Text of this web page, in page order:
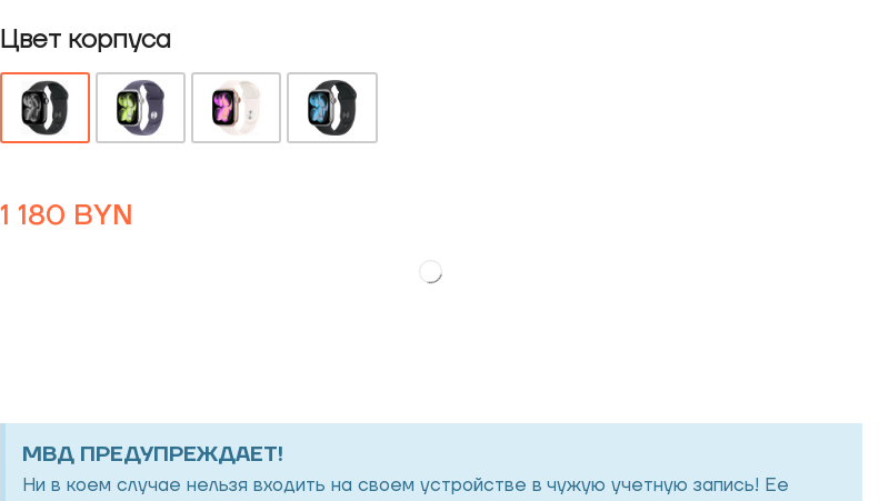
Цвет корпуса
1 180 BYN
МВД ПРЕДУПРЕЖДАЕТ!
Ни в коем случае нельзя входить на своем устройстве в чужую учетную запись! Ее